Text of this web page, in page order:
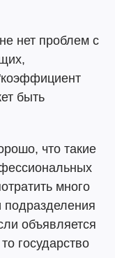
нет проблем с
быть
что такие
много
подразделения
объявляется
государство